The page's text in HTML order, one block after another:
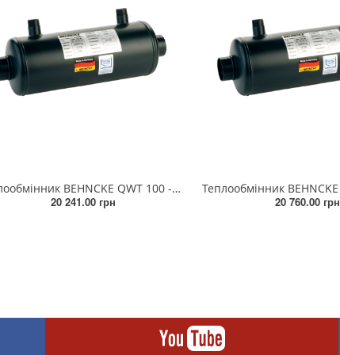
Теплообмінник BEHNCKE QWT 100 - 20
20 241.00 грн
20 760.00 грн